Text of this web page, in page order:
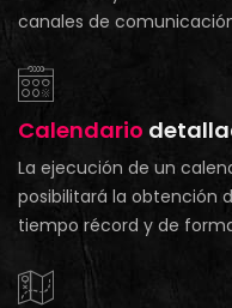
canales de
Calendario
La ejecución de un
posibilitará la obtención
tiempo récord y de